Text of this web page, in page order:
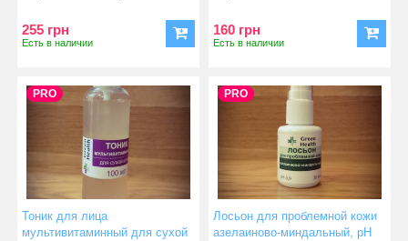
255 грн
Есть в наличии
160 грн
Есть в наличии
PRO
Тоник для лица
мультивитаминный для сухой
PRO
Лосьон для проблемной кожи
азелаиново-миндальный, pH